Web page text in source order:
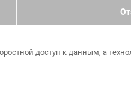
доступ к данным, а